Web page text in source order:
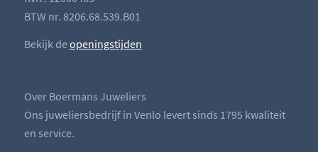
BTW nr. 8206.68.539.B01
Bekijk deopeningstijden
Over Boermans Juweliers
Ons juweliersbedrijf in Venlo levert sinds 1795 kwaliteit
en service.